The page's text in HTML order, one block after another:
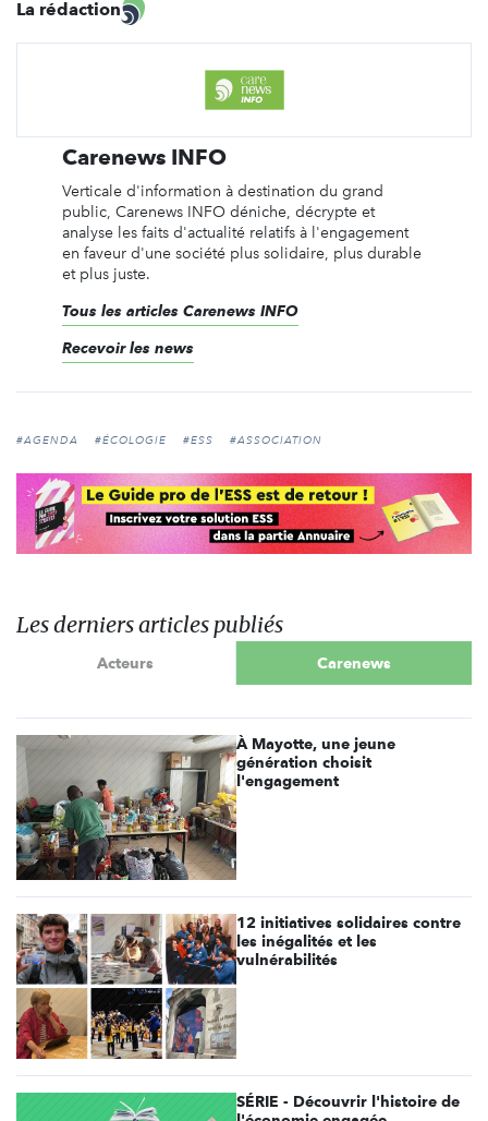
La rédaction
Carenews INFO
Verticale d'information à destination du grand
public, Carenews INFO déniche, décrypte et
analyse les faits d'actualité relatifs à l'engagement
en faveur d'une société plus solidaire, plus durable
et plus juste.
Tous les articles Carenews INFO
Recevoir les news
#AGENDA #ÉCOLOGIE #ESS #ASSOCIATION
Les derniers articles publiés
Acteurs Carenews
À Mayotte, une jeune
génération choisit
l'engagement
12 initiatives solidaires contre
les inégalités et les
vulnérabilités
SÉRIE - Découvrir l'histoire de